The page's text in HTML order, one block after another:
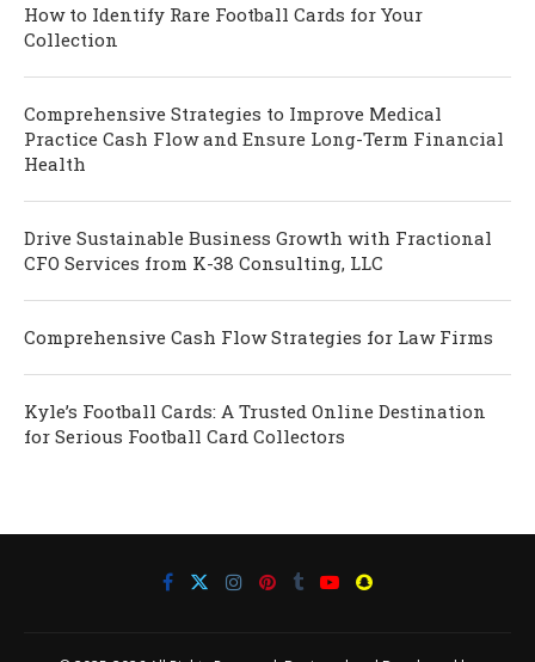
How to Identify Rare Football Cards for Your
Collection
Comprehensive Strategies to Improve Medical
Practice Cash Flow and Ensure Long-Term Financial
Health
Drive Sustainable Business Growth with Fractional
CFO Services from K-38 Consulting, LLC
Comprehensive Cash Flow Strategies for Law Firms
Kyle’s Football Cards: A Trusted Online Destination
for Serious Football Card Collectors